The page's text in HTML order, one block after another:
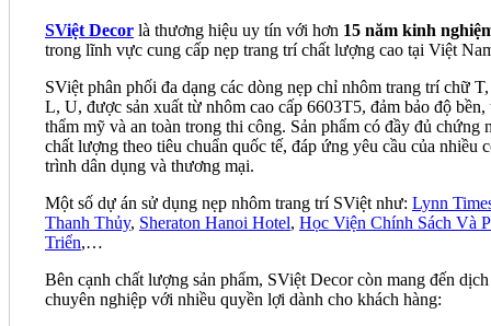
SViệt Decor là thương hiệu uy tín với hơn 15 năm kinh
trong lĩnh vực cung cấp nẹp trang trí chất lượng cao tại Việt
SViệt phân phối đa dạng các dòng nẹp chỉ nhôm trang trí chữ
L, U, được sản xuất từ nhôm cao cấp 6603T5, đảm bảo độ bền,
thẩm mỹ và an toàn trong thi công. Sản phẩm có đầy đủ chứng
chất lượng theo tiêu chuẩn quốc tế, đáp ứng yêu cầu của nhiều
trình dân dụng và thương mại.
Một số dự án sử dụng nẹp nhôm trang trí SViệt như: Lynn
Thanh Thủy, Sheraton Hanoi Hotel, Học Viện Chính Sách Và
Triển,…
Bên cạnh chất lượng sản phẩm, SViệt Decor còn mang đến
chuyên nghiệp với nhiều quyền lợi dành cho khách hàng: